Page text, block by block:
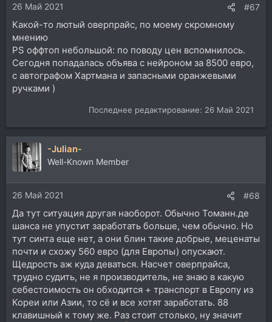
26 Май 2021 #67
Какой-то лютый оверпрайс, по моему скромному
мнению
PS оффтоп небольшой: по поводу цен вспомнилось.
Сегодня попадалась объява с нейроном за 8500 евро,
с автографом Хартмана и запасными оранжевыми
ручками )
Последнее редактирование: 26 Май 2021
-Julian-
Well-Known Member
26 Май 2021 #68
Да тут ситуация другая наоборот. Обычно Томанн.де
шанса не упустит заработать больше, чем обычно. Но
тут синта еще нет, а они блин такие добрые, меценаты
почти и схожу 560 евро (для Европы) опускают.
Щедрость аж куда деваться. Насчет оверпрайса,
трудно судить, не я производитель, не знаю в какую
себестоимость он обходится + транспорт в Европу из
Кореи или Азии, то сё и все хотят заработать. 88
клавишный к тому же. Раз стоит столько, ну значит